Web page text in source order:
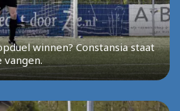
winnen? Constansia staat